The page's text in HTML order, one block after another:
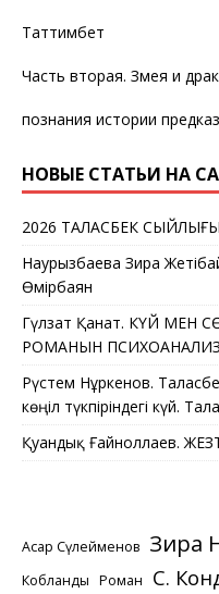
Таттимбет
Часть вторая. Змея и
познания истории
НОВЫЕ СТАТЬИ НА
2026 ТАЛАСБЕК
Наурызбаева Зира
Өмірбаян
Гүлзат Қанат. КҮЙ МЕН
РОМАНЫН
Рүстем Нұркенов.
көңіл түкпіріндегі күй.
Қуандық Ғайноллаев.
Асқар Сүлейменов Зира
Кобланды Роман С.